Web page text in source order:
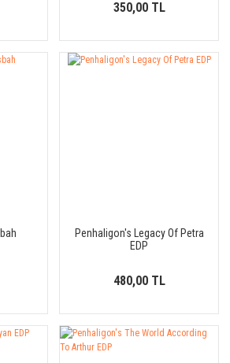
350,00 TL
Penhaligon's Legacy Of Petra
EDP
480,00 TL